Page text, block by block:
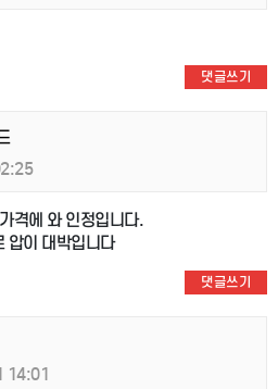
댓글쓰기
격에 와 인정입니다.
압이 대박입니다
댓글쓰기
14:01